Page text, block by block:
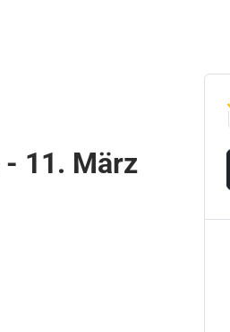
- 11. März